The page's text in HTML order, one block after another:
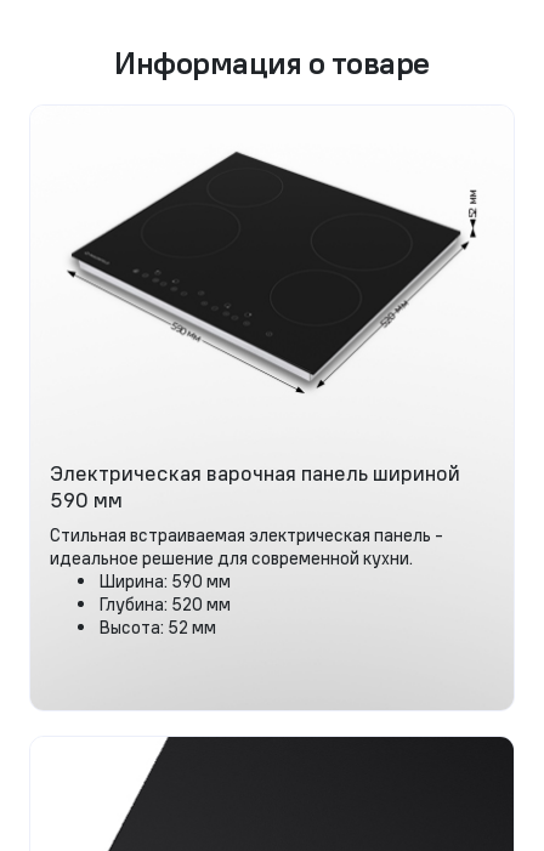
Информация о товаре
Электрическая варочная панель шириной
590 мм
Стильная встраиваемая электрическая панель -
идеальное решение для современной кухни.
Ширина: 590 мм
Глубина: 520 мм
Высота: 52 мм